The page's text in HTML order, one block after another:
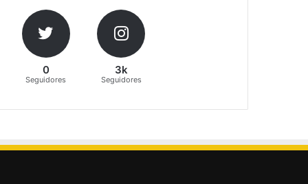
0
Seguidores
3k
Seguidores